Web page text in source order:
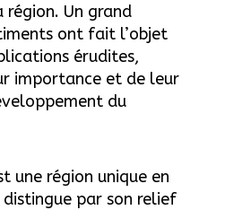
Un grand
ont fait l’objet
érudites,
importance et de leur
du
une région unique en
distingue par son relief